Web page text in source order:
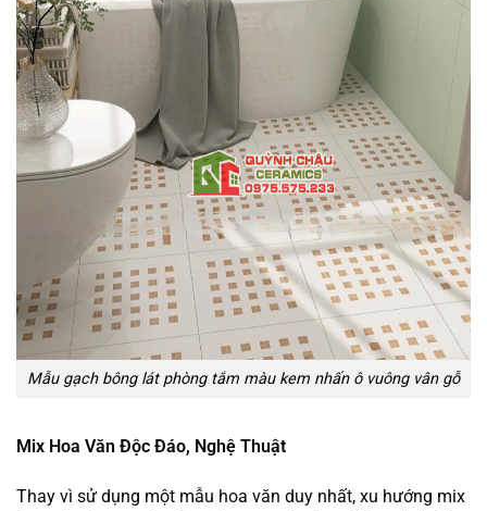
Mẫu gạch bông lát phòng tắm màu kem nhấn ô vuông vân gỗ
Mix Hoa Văn Độc Đáo, Nghệ Thuật
Thay vì sử dụng một mẫu hoa văn duy nhất, xu hướng mix